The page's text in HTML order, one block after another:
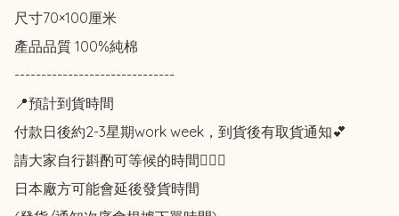
尺寸70×100厘米
產品品質 100%純棉
------------------------------
📍預計到貨時間
付款日後約2-3星期work week，到貨後有取貨通知💕
請大家自行斟酌可等候的時間🙇🏻‍♀️
日本廠方可能會延後發貨時間